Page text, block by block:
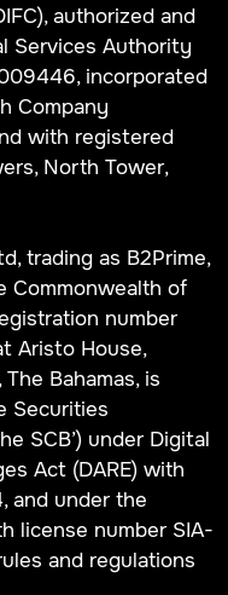
authorized and
Services Authority
incorporated
Company
with registered
North Tower,
trading as B2Prime,
Commonwealth of
number
Aristo House,
Bahamas, is
Securities
SCB’) under Digital
Act (DARE) with
and under the
license number SIA-
and regulations